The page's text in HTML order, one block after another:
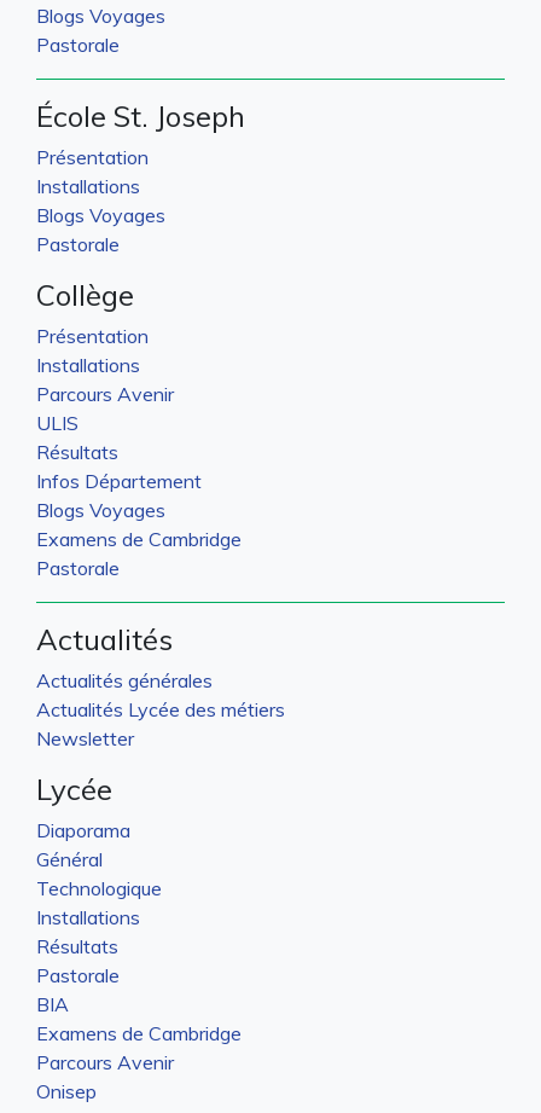
Blogs Voyages
Pastorale
École St. Joseph
Présentation
Installations
Blogs Voyages
Pastorale
Collège
Présentation
Installations
Parcours Avenir
ULIS
Résultats
Infos Département
Blogs Voyages
Examens de Cambridge
Pastorale
Actualités
Actualités générales
Actualités Lycée des métiers
Newsletter
Lycée
Diaporama
Général
Technologique
Installations
Résultats
Pastorale
BIA
Examens de Cambridge
Parcours Avenir
Onisep